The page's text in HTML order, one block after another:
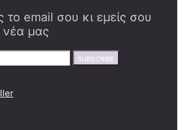
το email σου κι εμείς σου
νέα μας
SUBSCRIBE